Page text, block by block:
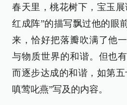
春天里，桃花树下，宝玉
红成阵”的描写飘过他的眼
来，恰好把落瓣吹满了他
与物质世界的和谐。但也
而逐步达成的和谐，如第
嗔莺叱燕”写及的内容。